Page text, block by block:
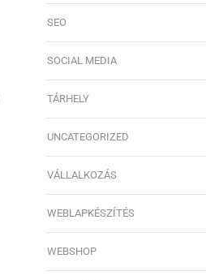
SEO
SOCIAL MEDIA
TÁRHELY
UNCATEGORIZED
VÁLLALKOZÁS
WEBLAPKÉSZÍTÉS
WEBSHOP